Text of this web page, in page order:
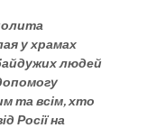
у храмах
людей
та всім, хто
Росії на